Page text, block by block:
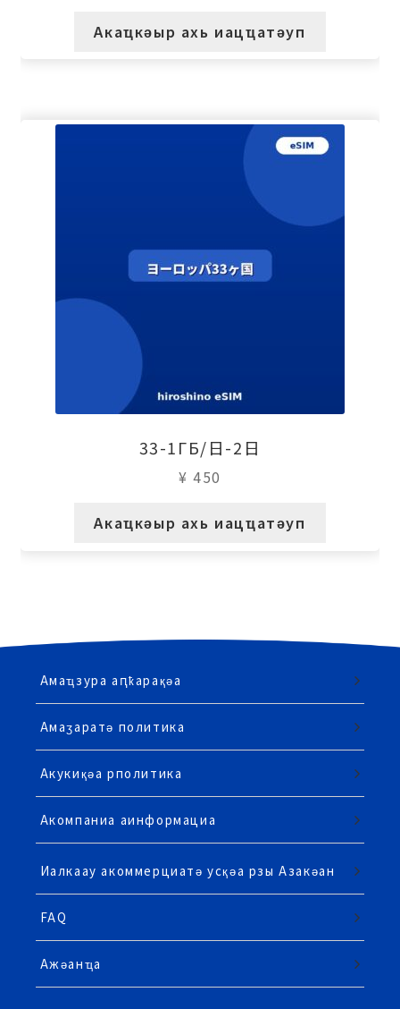
Акаҵкәыр ахь иацҵатәуп
33-1ГБ/日-2日
¥ 450
Акаҵкәыр ахь иацҵатәуп
Амаҵзура аԥҟарақәа
Амаӡаратә политика
Акукиқәа рполитика
Акомпаниа аинформациа
Иалкаау акоммерциатә усқәа рзы Азакәан
FAQ
Ажәанҵа